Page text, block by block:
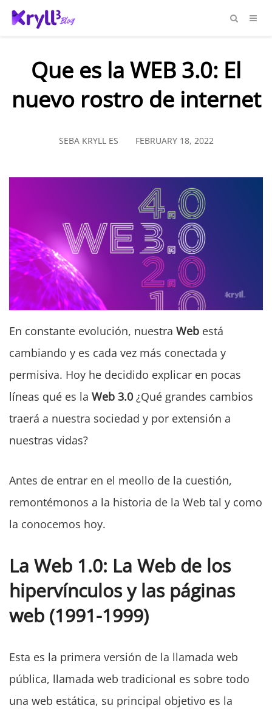
Que es la WEB 3.0: El
nuevo rostro de internet
SEBA KRYLL ES FEBRUARY 18, 2022
En constante evolución, nuestra Web está
cambiando y es cada vez más conectada y
permisiva. Hoy he decidido explicar en pocas
líneas qué es la Web 3.0 ¿Qué grandes cambios
traerá a nuestra sociedad y por extensión a
nuestras vidas?
Antes de entrar en el meollo de la cuestión,
remontémonos a la historia de la Web tal y como
la conocemos hoy.
La Web 1.0: La Web de los
hipervínculos y las páginas
web (1991-1999)
Esta es la primera versión de la llamada web
pública, llamada web tradicional es sobre todo
una web estática, su principal objetivo es la